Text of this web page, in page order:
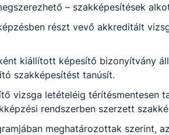
– szakképesítések
részt vevő akkreditált
kiállított képesítő bizonyítvány
szakképesítést tanúsít.
vizsga letételéig térítésmentesen
rendszerben szerzett
meghatározottak szerint,